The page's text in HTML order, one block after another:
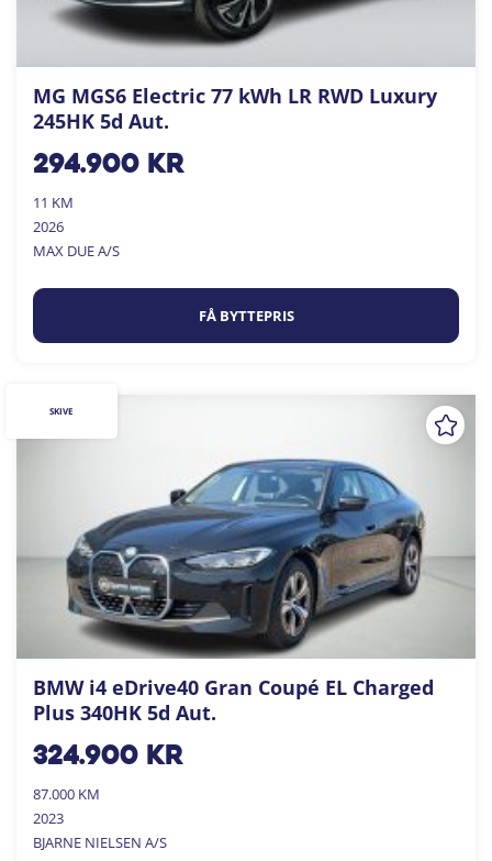
MG MGS6 Electric 77 kWh LR RWD Luxury
245HK 5d Aut.
294.900kr
11 KM
2026
MAX DUE A/S
FÅ BYTTEPRIS
BMW i4 eDrive40 Gran Coupé EL Charged
Plus 340HK 5d Aut.
324.900kr
87.000 KM
2023
BJARNE NIELSEN A/S
SKIVE